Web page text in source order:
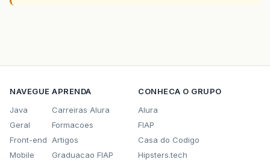
NAVEGUE
Java
Geral
Front-end
Mobile
APRENDA
Carreiras Alura
Formacoes
Artigos
Graduacao FIAP
CONHECA O GRUPO
Alura
FIAP
Casa do Codigo
Hipsters.tech